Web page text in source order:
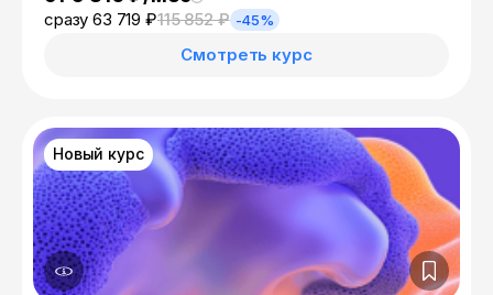
сразу 63 719 ₽115 852 ₽ -45%
Смотреть курс
Новый курс